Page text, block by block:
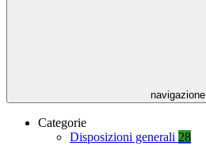
navigazione
Categorie
Disposizioni generali 28